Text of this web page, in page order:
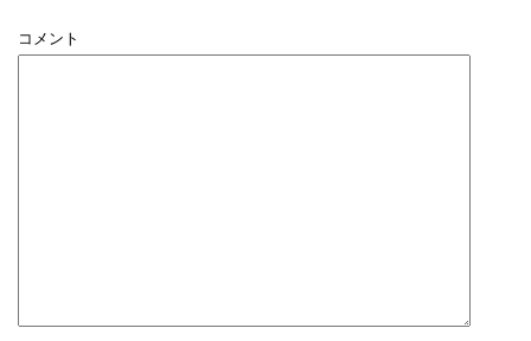
コメント